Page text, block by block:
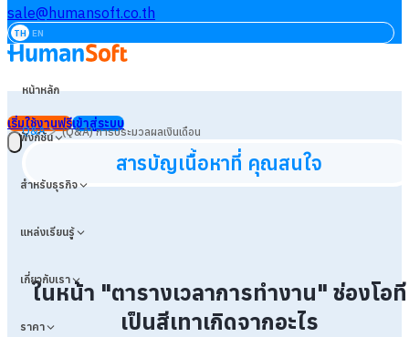
sale@humansoft.co.th
TH EN
หน้าหลัก
ฟังก์ชัน
สำหรับธุรกิจ
แหล่งเรียนรู้
เกี่ยวกับเรา
ราคา
เริ่มใช้งานฟรีเข้าสู่ระบบ
Q&A>(Q&A) การประมวลผลเงินเดือน
สารบัญเนื้อหาที่ คุณสนใจ
ในหน้า "ตารางเวลาการทำงาน" ช่องโอที
เป็นสีเทาเกิดจากอะไร